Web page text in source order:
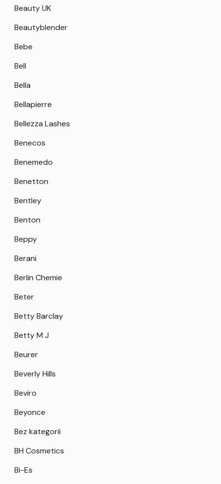
Beauty UK
Beautyblender
Bebe
Bell
Bella
Bellapierre
Bellezza Lashes
Benecos
Benemedo
Benetton
Bentley
Benton
Beppy
Berani
Berlin Chemie
Beter
Betty Barclay
Betty M J
Beurer
Beverly Hills
Beviro
Beyonce
Bez kategorii
BH Cosmetics
Bi-Es